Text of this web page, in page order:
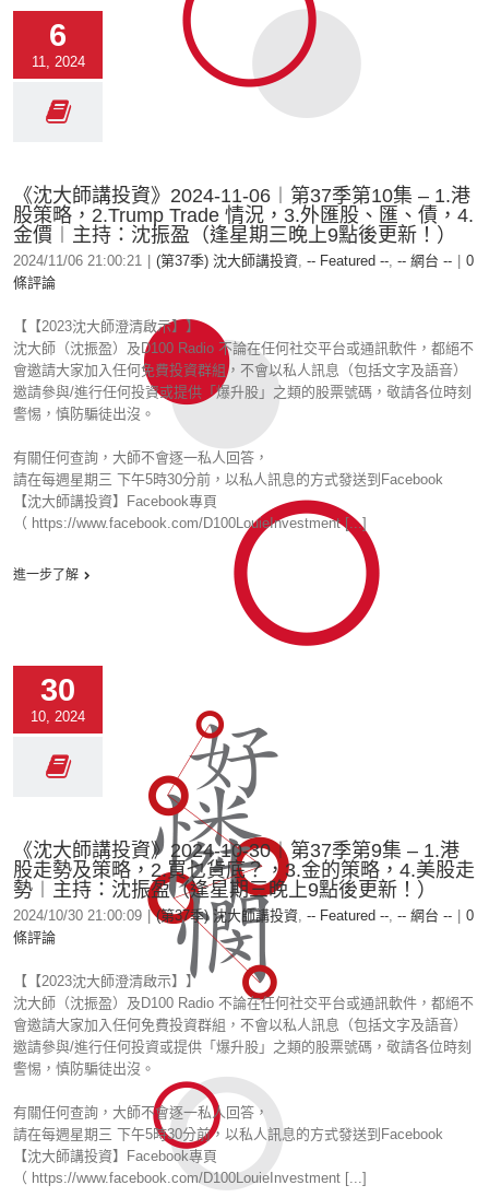
6
11, 2024
《沈大師講投資》2024-11-06︱第37季第10集 – 1.港
股策略，2.Trump Trade 情況，3.外匯股、匯、債，4.
金價︱主持：沈振盈（逢星期三晚上9點後更新！）
2024/11/06 21:00:21 (第37季) 沈大師講投資, -- Featured --, -- 網台 --
0
條評論
【【2023沈大師澄清啟示】】
沈大師（沈振盈）及D100 Radio 不論在任何社交平台或通訊軟件，都絕不
會邀請大家加入任何免費投資群組，不會以私人訊息（包括文字及語音）
邀請參與/進行任何投資或提供「爆升股」之類的股票號碼，敬請各位時刻
警惕，慎防騙徒出沒。
有關任何查詢，大師不會逐一私人回答，
請在每週星期三 下午5時30分前，以私人訊息的方式發送到Facebook
【沈大師講投資】Facebook專頁
（ https://www.facebook.com/D100LouieInvestment [...]
進一步了解
30
10, 2024
《沈大師講投資》2024-10-30︱第37季第9集 – 1.港
股走勢及策略，2.買乜貨底？，3.金的策略，4.美股走
勢︱主持：沈振盈（逢星期三晚上9點後更新！）
2024/10/30 21:00:09 (第37季) 沈大師講投資, -- Featured --, -- 網台 --
0
條評論
【【2023沈大師澄清啟示】】
沈大師（沈振盈）及D100 Radio 不論在任何社交平台或通訊軟件，都絕不
會邀請大家加入任何免費投資群組，不會以私人訊息（包括文字及語音）
邀請參與/進行任何投資或提供「爆升股」之類的股票號碼，敬請各位時刻
警惕，慎防騙徒出沒。
有關任何查詢，大師不會逐一私人回答，
請在每週星期三 下午5時30分前，以私人訊息的方式發送到Facebook
【沈大師講投資】Facebook專頁
（ https://www.facebook.com/D100LouieInvestment [...]